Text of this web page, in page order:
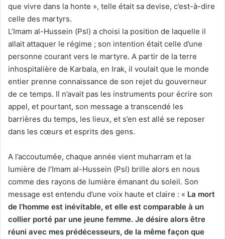
que vivre dans la honte », telle était sa devise, c’est-à-dire
celle des martyrs.
L’Imam al-Hussein (Psl) a choisi la position de laquelle il
allait attaquer le régime ; son intention était celle d’une
personne courant vers le martyre. A partir de la terre
inhospitalière de Karbala, en Irak, il voulait que le monde
entier prenne connaissance de son rejet du gouverneur
de ce temps. Il n’avait pas les instruments pour écrire son
appel, et pourtant, son message a transcendé les
barrières du temps, les lieux, et s’en est allé se reposer
dans les cœurs et esprits des gens.
A l’accoutumée, chaque année vient muharram et la
lumière de l’Imam al-Hussein (Psl) brille alors en nous
comme des rayons de lumière émanant du soleil. Son
message est entendu d’une voix haute et claire : « La mort
de l’homme est inévitable, et elle est comparable à un
collier porté par une jeune femme. Je désire alors être
réuni avec mes prédécesseurs, de la même façon que